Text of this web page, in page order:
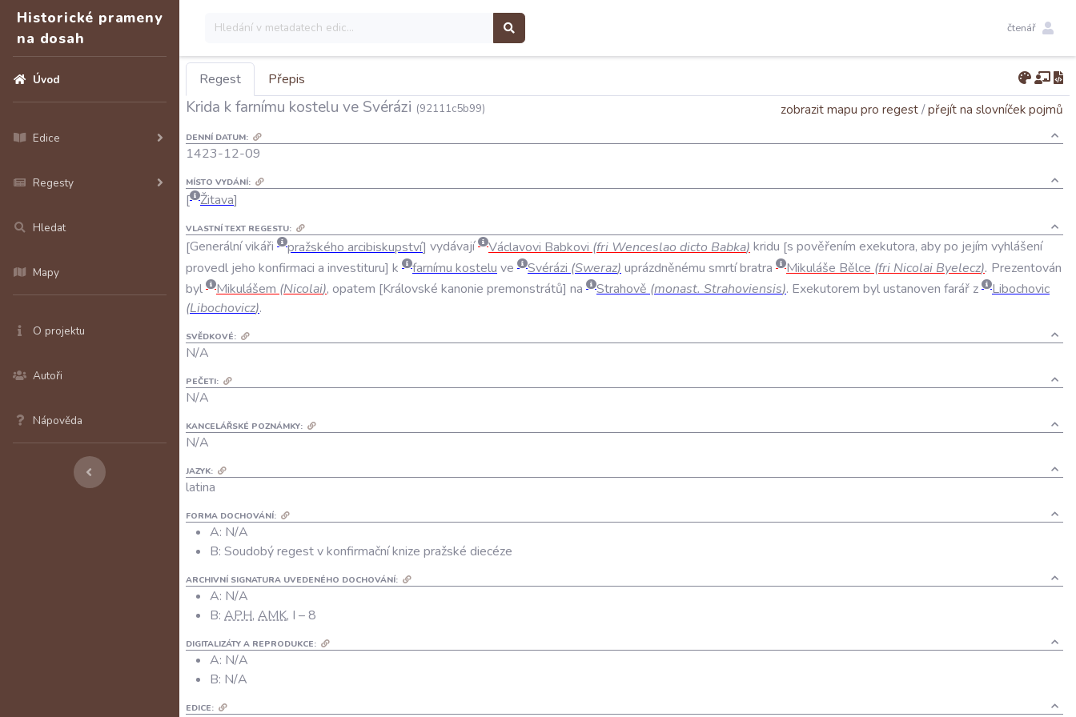
Historické prameny
na dosah
Úvod
Edice
Regesty
Hledat
Mapy
O projektu
Autoři
Nápověda
čtenář
Regest Přepis
Krida k farnímu kostelu ve Svérázi (92111c5b99) zobrazit mapu pro regest/přejít na slovníček pojmů
DENNÍ DATUM:
1423-12-09
MÍSTO VYDÁNÍ:
Žitava
VLASTNÍ TEXT REGESTU:
Generálnívikáři pražského arcibiskupství vydávají Václavovi Babkovi (fri Wenceslao dicto Babka) kridu s pověřením exekutora, abypo jejím vyhlášení
provedl jeho konfirmaci a investituru k farnímu kostelu ve Svérázi (Sweraz) uprázdněnému smrtíbratra Mikuláše Bělce (fri Nicolai Byelecz). Prezentován
byl
Mikulášem (Nicolai), opatem Královské kanonie premonstrátů na Strahově (monast. Strahoviensis). Exekutorem bylustanoven farář z
Libochovic
(Libochovicz).
SVĚDKOVÉ:
N/A
PEČETI:
N/A
KANCELÁŘSKÉ POZNÁMKY:
N/A
JAZYK:
latina
FORMA DOCHOVÁNÍ:
A: N/A
B: Soudobý regest v konfirmační knize pražské diecéze
ARCHIVNÍ SIGNATURA UVEDENÉHO DOCHOVÁNÍ:
A: N/A
B: APH, AMK, I – 8
DIGITALIZÁTY A REPRODUKCE:
A: N/A
B: N/A
EDICE: